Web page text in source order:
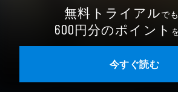
無料トライアルで
600円分のポイント
今すぐ読む